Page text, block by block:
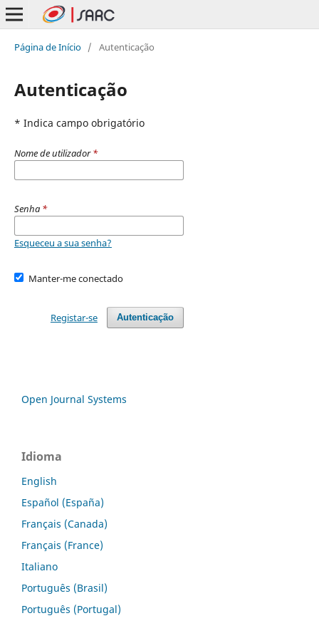
Página de Início / Autenticação
Autenticação
* Indica campo obrigatório
Nome de utilizador*
Senha *
Esqueceu a sua senha?
Manter-me conectado
Autenticação
Registar-se
Open Journal Systems
Idioma
English
Español (España)
Français (Canada)
Français (France)
Italiano
Português (Brasil)
Português (Portugal)